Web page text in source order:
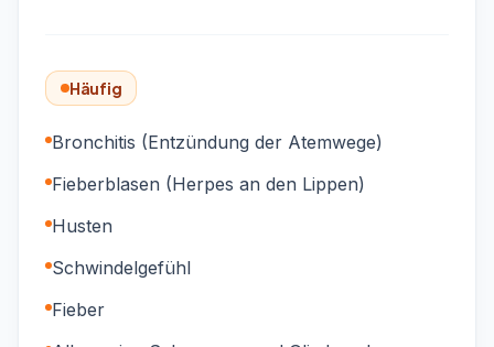
Häufig
Bronchitis (Entzündung der Atemwege)
Fieberblasen (Herpes an den Lippen)
Husten
Schwindelgefühl
Fieber